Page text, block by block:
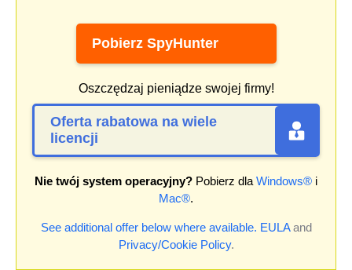
Pobierz SpyHunter
Oszczędzaj pieniądze swojej firmy!
Oferta rabatowa na wiele
licencji
Nie twój system operacyjny? Pobierz dla Windows® i
Mac®.
See additional offer below where available. EULAand
Privacy/Cookie Policy.